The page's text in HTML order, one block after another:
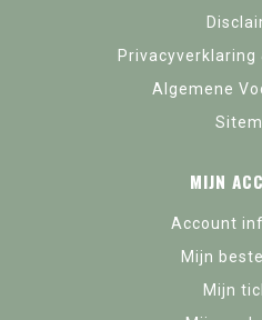
Privacyverklaring
Algemene
MIJN
Account
Mijn
Mijn